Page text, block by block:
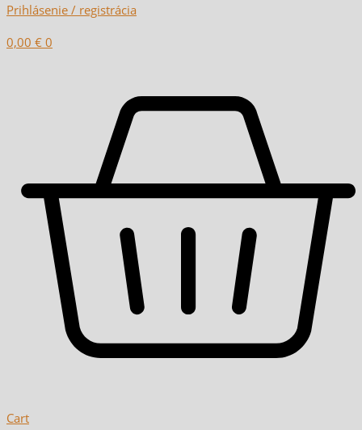
Prihlásenie / registrácia
0,00 € 0
Cart